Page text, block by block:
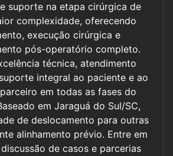
suporte na etapa cirúrgica de
complexidade, oferecendo
execução cirúrgica e
pós-operatório completo.
técnica, atendimento
integral ao paciente e ao
em todas as fases do
em Jaraguá do Sul/SC,
de deslocamento para outras
alinhamento prévio. Entre em
de casos e parcerias